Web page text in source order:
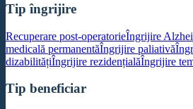
Tip îngrijire
Recuperare post-operatorieÎngrijire
medicală permanentăÎngrijire paliativă
dizabilitățiÎngrijire rezidențialăÎngrijire
Tip beneficiar